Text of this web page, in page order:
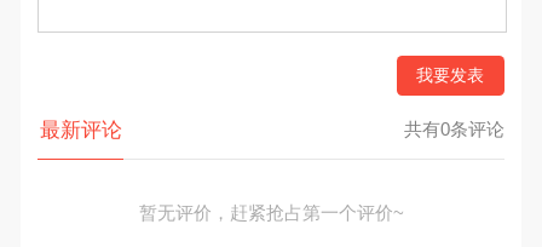
我要发表
最新评论 共有0条评论
暂无评价，赶紧抢占第一个评价~